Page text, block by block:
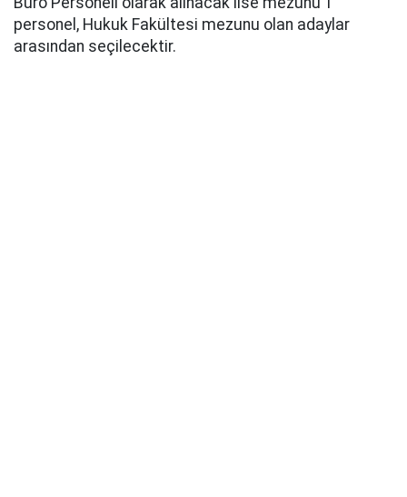
personel, Hukuk Fakültesi mezunu olan adaylar
arasından seçilecektir.